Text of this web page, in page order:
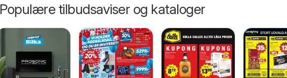
Populære tilbudsaviser og kataloger